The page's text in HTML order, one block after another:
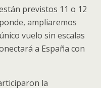
previstos 11 o 12
ampliaremos
vuelo sin escalas
a España con
la